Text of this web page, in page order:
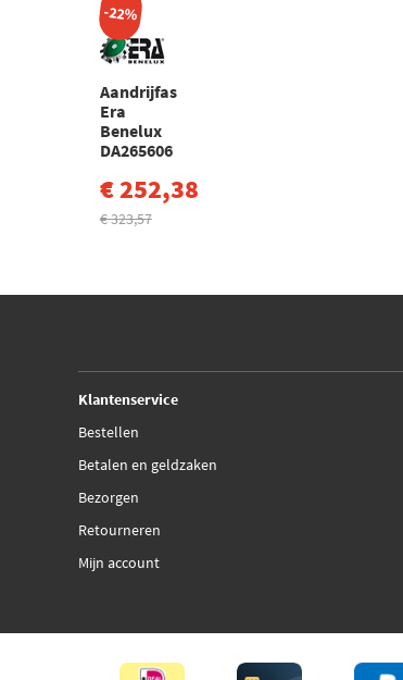
-22%
Aandrijfas
Era
Benelux
DA265606
€ 252,38
€ 323,57
Klantenservice
Bestellen
Betalen en geldzaken
Bezorgen
Retourneren
Mijn account